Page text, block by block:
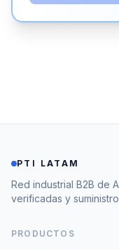
PTI LATAM
Red industrial B2B de
verificadas y
PRODUCTOS